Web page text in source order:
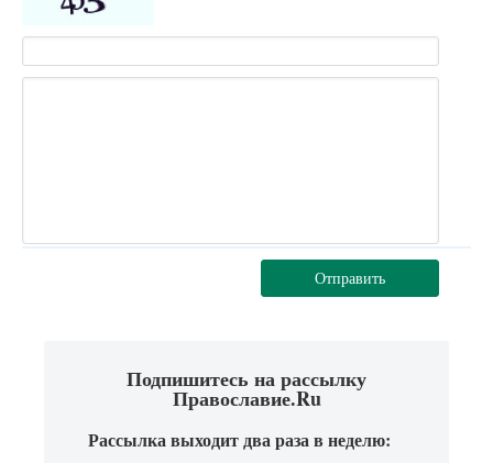
Отправить
Подпишитесь на рассылку
Православие.Ru
Рассылка выходит два раза в неделю: